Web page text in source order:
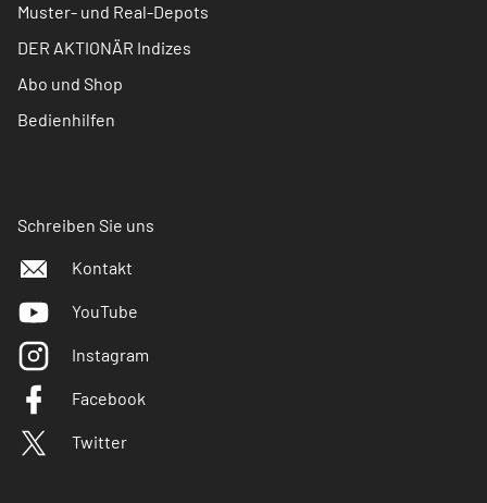
Muster- und Real-Depots
DER AKTIONÄR Indizes
Abo und Shop
Bedienhilfen
Schreiben Sie uns
Kontakt
YouTube
Instagram
Facebook
Twitter